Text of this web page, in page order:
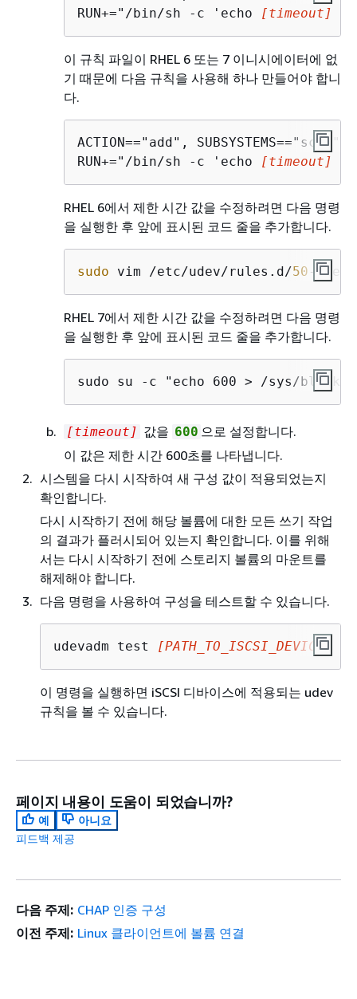
RUN+="/bin/sh -c 'echo
[timeout]
이 규칙 파일이 RHEL 6 또는 7 이니시에이터에 없
기 때문에 다음 규칙을 사용해 하나 만들어야 합니
다.
ACTION=="add", SUBSYSTEMS=="scsi" ,
RUN+="/bin/sh -c 'echo
[timeout]
RHEL 6에서 제한 시간 값을 수정하려면 다음 명령
을 실행한 후 앞에 표시된 코드 줄을 추가합니다.
sudo vim /etc/udev/rules.d/50 -
RHEL 7에서 제한 시간 값을 수정하려면 다음 명령
을 실행한 후 앞에 표시된 코드 줄을 추가합니다.
sudo su -c "echo 600 > /sys/block/
[timeout] 값을 600 으로 설정합니다.
이 값은 제한 시간 600초를 나타냅니다.
시스템을 다시 시작하여 새 구성 값이 적용되었는지
확인합니다.
다시 시작하기 전에 해당 볼륨에 대한 모든 쓰기 작업
의 결과가 플러시되어 있는지 확인합니다. 이를 위해
서는 다시 시작하기 전에 스토리지 볼륨의 마운트를
해제해야 합니다.
다음 명령을 사용하여 구성을 테스트할 수 있습니다.
udevadm test [PATH_TO_ISCSI_DEVICE]
이 명령을 실행하면 iSCSI 디바이스에 적용되는 udev
규칙을 볼 수 있습니다.
페이지 내용이 도움이 되었습니까?
예
아니요
피드백 제공
다음 주제: CHAP 인증 구성
이전 주제: Linux 클라이언트에 볼륨 연결